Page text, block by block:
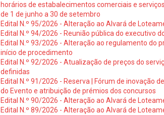
horários de estabalecimentos comerciais e
de 1 de junho a 30 de setembro
Edital N.º 95/2026 - Alteração ao Alvará de
Edital N.º 94/2026 - Reunião pública do executivo
Edital N.º 93/2026 - Alteração ao regulamento do
início de procedimento
Edital N.º 92/2026 - Atualização de preços do
definidas
Edital N.º 91/2026 - Reserva | Fórum de inovação
do Evento e atribuição de prémios dos concursos
Edital N.º 90/2026 - Alteração ao Alvará de
Edital N.º 89/2026 - Alteração ao Alvará de